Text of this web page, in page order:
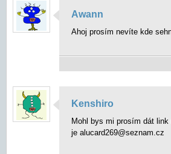
Awann
Ahoj prosím nevíte kde
Kenshiro
Mohl bys mi prosím dát
je alucard269@seznam.cz